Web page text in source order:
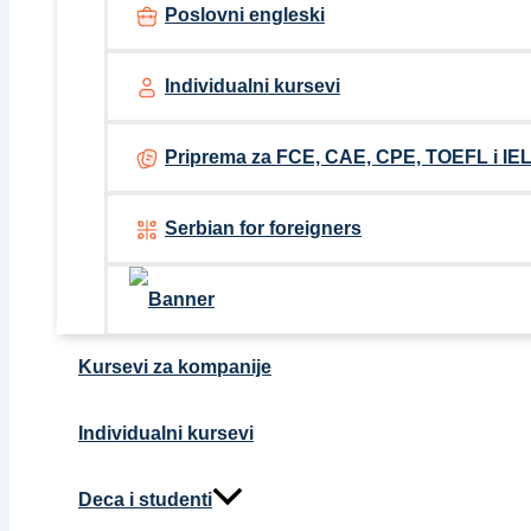
Poslovni engleski
Individualni kursevi
Priprema za FCE, CAE, CPE, TOEFL i
Serbian for foreigners
Kursevi za kompanije
Individualni kursevi
Deca i studenti